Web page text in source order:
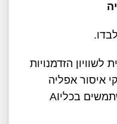
.
הזדמנויות
איסור אפליה
בכליAI